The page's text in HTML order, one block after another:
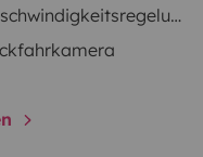
Geschwindigkeitsregelung